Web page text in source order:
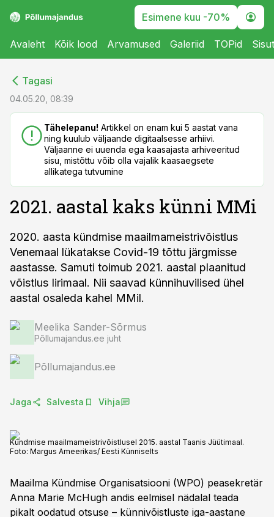
Esimene kuu -70%
Avaleht Kõik lood Arvamused Galeriid TOPid
Tagasi
04.05.20, 08:39
Tähelepanu! Artikkel on enam kui 5 aastat vana
ning kuulub väljaande digitaalsesse arhiivi.
Väljaanne ei uuenda ega kaasajasta arhiveeritud
sisu, mistõttu võib olla vajalik kaasaegsete
allikatega tutvumine
2021. aastal kaks künni MMi
2020. aasta kündmise maailmameistrivõistlus
Venemaal lükatakse Covid-19 tõttu järgmisse
aastasse. Samuti toimub 2021. aastal plaanitud
võistlus Iirimaal. Nii saavad künnihuvilised ühel
aastal osaleda kahel MMil.
Meelika Sander-Sõrmus
Põllumajandus.ee juht
Põllumajandus.ee
Jaga Salvesta Vihja
Kündmise maailmameistrivõistlusel 2015. aastal Taanis Jüütimaal.
Foto: Margus Ameerikas/ Eesti Künniselts
Maailma Kündmise Organisatsiooni (WPO) peasekretär
Anna Marie McHugh andis eelmisel nädalal teada
pikalt oodatud otsuse – künnivõistluste iga-aastane